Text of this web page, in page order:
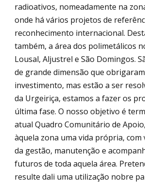
radioativos, nomeadamente na
onde há vários projetos de
reconhecimento internacional.
também, a área dos polimetálicos
Lousal, Aljustrel e São Domingos.
de grande dimensão que
investimento, mas estão a ser
da Urgeiriça, estamos a fazer os
última fase. O nosso objetivo é
atual Quadro Comunitário de
àquela zona uma vida própria, com
da gestão, manutenção e
futuros de toda aquela área.
resulte dali uma utilização nobre